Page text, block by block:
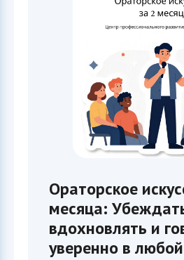
Ораторское
месяца:
вдохновлять и
уверенно в